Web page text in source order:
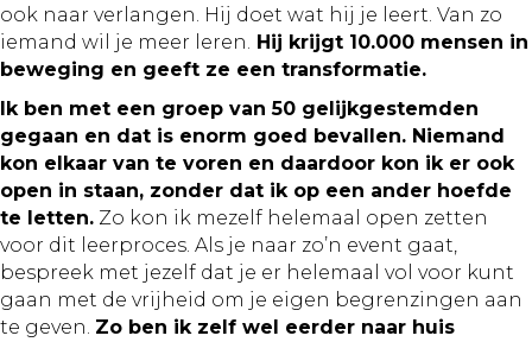
ook naar verlangen. Hij doet wat hij je leert. Van zo
iemand wil je meer leren. Hij krijgt 10.000 mensen in
beweging en geeft ze een transformatie.
Ik ben met een groep van 50 gelijkgestemden
gegaan en dat is enorm goed bevallen. Niemand
kon elkaar van te voren en daardoor kon ik er ook
open in staan, zonder dat ik op een ander hoefde
te letten. Zo kon ik mezelf helemaal open zetten
voor dit leerproces. Als je naar zo’n event gaat,
bespreek met jezelf dat je er helemaal vol voor kunt
gaan met de vrijheid om je eigen begrenzingen aan
te geven. Zo ben ik zelf wel eerder naar huis